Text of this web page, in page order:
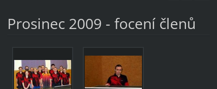
Prosinec 2009 - focení členů